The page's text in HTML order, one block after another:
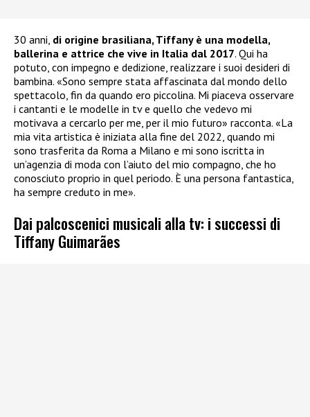
30 anni, di origine brasiliana, Tiffany è una modella,
ballerina e attrice che vive in Italia dal 2017. Qui ha
potuto, con impegno e dedizione, realizzare i suoi desideri di
bambina. «Sono sempre stata affascinata dal mondo dello
spettacolo, fin da quando ero piccolina. Mi piaceva osservare
i cantanti e le modelle in tv e quello che vedevo mi
motivava a cercarlo per me, per il mio futuro» racconta. «La
mia vita artistica è iniziata alla fine del 2022, quando mi
sono trasferita da Roma a Milano e mi sono iscritta in
un’agenzia di moda con l’aiuto del mio compagno, che ho
conosciuto proprio in quel periodo. È una persona fantastica,
ha sempre creduto in me».
Dai palcoscenici musicali alla tv: i successi di
Tiffany Guimarães